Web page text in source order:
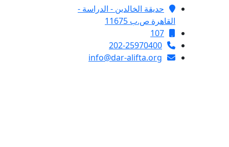
حديقة الخالدين - الدراسة -
القاهرة ص.ب 11675
107
202-25970400
info@dar-alifta.org